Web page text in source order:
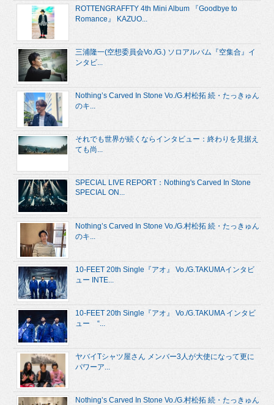
ROTTENGRAFFTY 4th Mini Album 『Goodbye to
Romance』 KAZUO...
三浦隆一(空想委員会Vo./G.) ソロアルバム『空集合』イ
ンタビ...
Nothing’s Carved In Stone Vo./G.村松拓 続・たっきゅん
のキ...
それでも世界が続くならインタビュー：終わりを見据え
ても尚...
SPECIAL LIVE REPORT：Nothing's Carved In Stone
SPECIAL ON...
Nothing’s Carved In Stone Vo./G.村松拓 続・たっきゅん
のキ...
10-FEET 20th Single『アオ』 Vo./G.TAKUMAインタビ
ュー INTE...
10-FEET 20th Single『アオ』 Vo./G.TAKUMA インタビ
ュー “...
ヤバイTシャツ屋さん メンバー3人が大使になって更に
パワーア...
Nothing’s Carved In Stone Vo./G.村松拓 続・たっきゅん